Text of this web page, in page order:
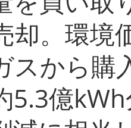
却。環境
スから購
5.3億